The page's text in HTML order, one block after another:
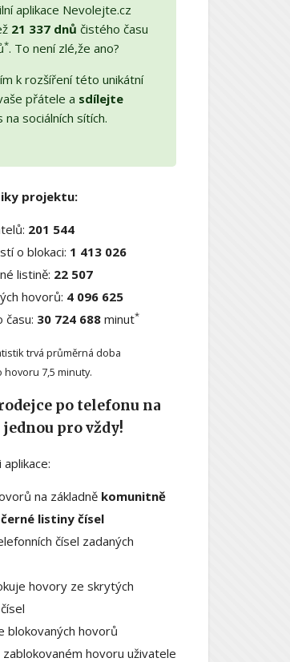
aplikace Nevolejte.cz
21 337 dnů čistého času
*. To není zlé,že ano?
k rozšíření této unikátní
přátele a sdílejte
sociálních sítích.
projektu:
201 544
o blokaci: 1 413 026
listině: 22 507
hovorů: 4 096 625
času: 30 724 688minut*
trvá průměrná doba
7,5 minuty.
po telefonu na
pro vždy!
na základně komunitně
listiny čísel
čísel zadaných
hovory ze skrytých
blokovaných hovorů
hovoru uživatele